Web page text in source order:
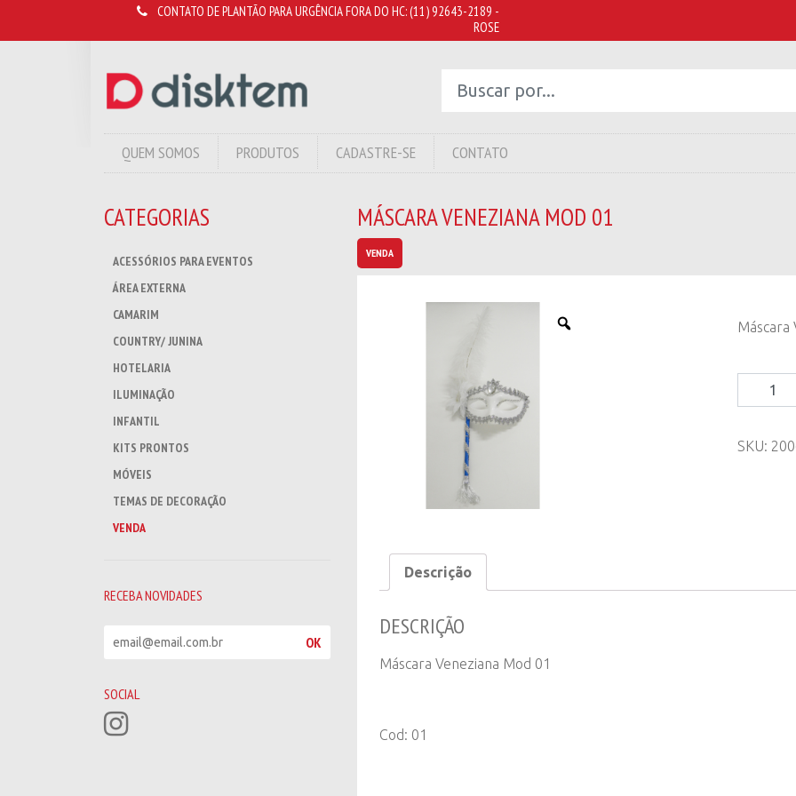
CONTATO DE PLANTÃO PARA URGÊNCIA FORA DO HC:(11) 92643-2189 -
ROSE
QUEM SOMOS PRODUTOS CADASTRE-SE CONTATO
CATEGORIAS
ACESSÓRIOS PARA EVENTOS
ÁREA EXTERNA
CAMARIM
COUNTRY/ JUNINA
HOTELARIA
ILUMINAÇÃO
INFANTIL
KITS PRONTOS
MÓVEIS
TEMAS DE DECORAÇÃO
VENDA
RECEBA NOVIDADES
e
b
a
n
OK
SOCIAL
MÁSCARA VENEZIANA MOD 01
VENDA
Máscara
Máscara
01
SKU:
Descrição
DESCRIÇÃO
Máscara Veneziana Mod 01
Cod: 01